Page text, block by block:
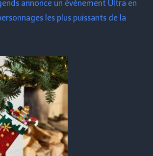
annonce un événement Ultra en
les plus puissants de la